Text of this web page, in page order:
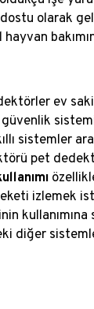
olarak
ev
sistemler
pet
izlemek
diğer